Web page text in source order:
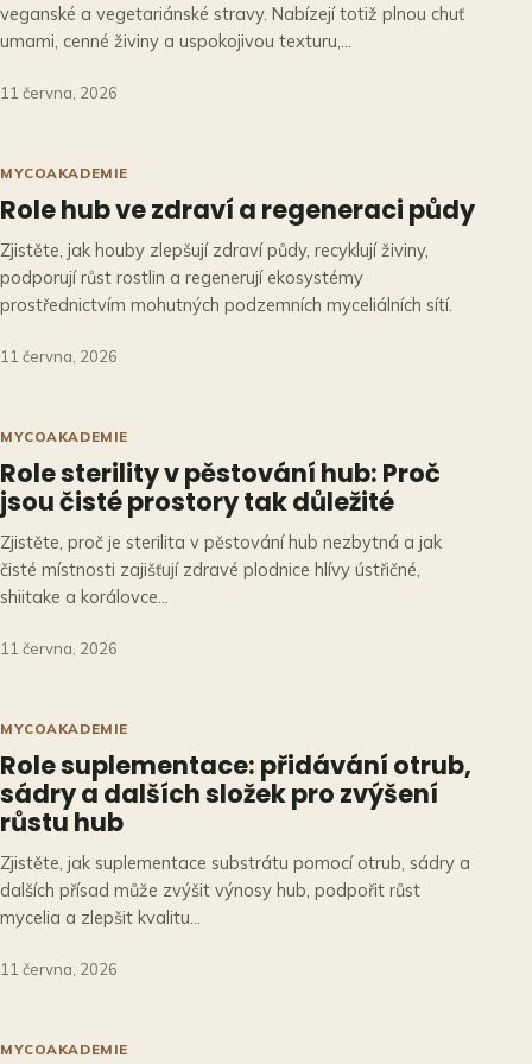
veganské a vegetariánské stravy. Nabízejí totiž plnou chuť
umami, cenné živiny a uspokojivou texturu,…
11 června, 2026
MYCOAKADEMIE
Role hub ve zdraví a regeneraci půdy
Zjistěte, jak houby zlepšují zdraví půdy, recyklují živiny,
podporují růst rostlin a regenerují ekosystémy
prostřednictvím mohutných podzemních myceliálních sítí.
11 června, 2026
MYCOAKADEMIE
Role sterility v pěstování hub: Proč
jsou čisté prostory tak důležité
Zjistěte, proč je sterilita v pěstování hub nezbytná a jak
čisté místnosti zajišťují zdravé plodnice hlívy ústřičné,
shiitake a korálovce…
11 června, 2026
MYCOAKADEMIE
Role suplementace: přidávání otrub,
sádry a dalších složek pro zvýšení
růstu hub
Zjistěte, jak suplementace substrátu pomocí otrub, sádry a
dalších přísad může zvýšit výnosy hub, podpořit růst
mycelia a zlepšit kvalitu…
11 června, 2026
MYCOAKADEMIE